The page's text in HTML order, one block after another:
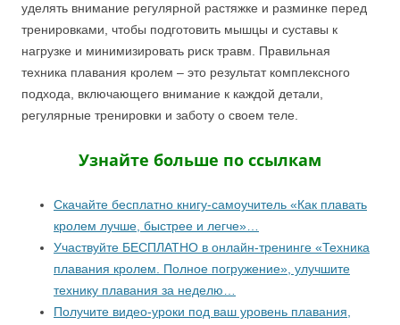
уделять внимание регулярной растяжке и разминке перед
тренировками, чтобы подготовить мышцы и суставы к
нагрузке и минимизировать риск травм. Правильная
техника плавания кролем – это результат комплексного
подхода, включающего внимание к каждой детали,
регулярные тренировки и заботу о своем теле.
Узнайте больше по ссылкам
Скачайте бесплатно книгу-самоучитель «Как плавать
кролем лучше, быстрее и легче»…
Участвуйте БЕСПЛАТНО в онлайн-тренинге «Техника
плавания кролем. Полное погружение», улучшите
технику плавания за неделю…
Получите видео-уроки под ваш уровень плавания,